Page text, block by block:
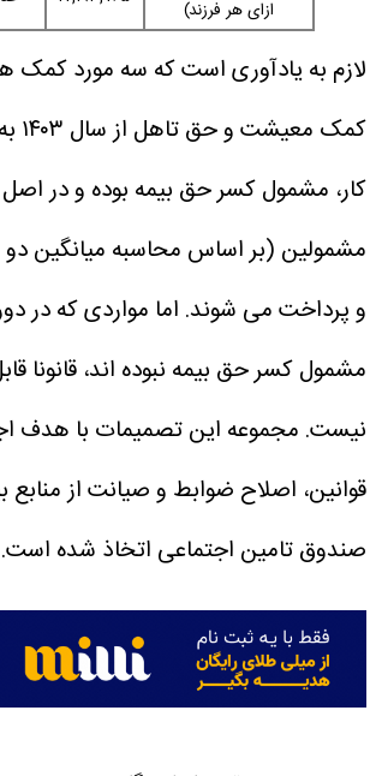
ازای هر فرزند)
لازم به یادآوری است که سه مورد کمک
کار، مشمول کسر حق بیمه بوده و در
مشمولین (بر اساس محاسبه میانگین
و پرداخت می شوند. اما مواردی که در
مشمول کسر حق بیمه نبوده اند، قانونا
نیست. مجموعه این تصمیمات با هدف
قوانین، اصلاح ضوابط و صیانت از
صندوق تامین اجتماعی اتخاذ شده است.